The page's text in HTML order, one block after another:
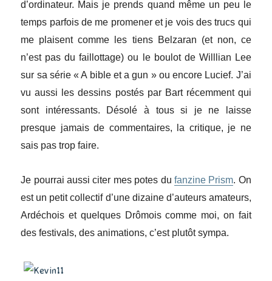
d’ordinateur. Mais je prends quand même un peu le
temps parfois de me promener et je vois des trucs qui
me plaisent comme les tiens Belzaran (et non, ce
n’est pas du faillottage) ou le boulot de Willlian Lee
sur sa série « A bible et a gun » ou encore Lucief. J’ai
vu aussi les dessins postés par Bart récemment qui
sont intéressants. Désolé à tous si je ne laisse
presque jamais de commentaires, la critique, je ne
sais pas trop faire.
Je pourrai aussi citer mes potes du fanzine Prism. On
est un petit collectif d’une dizaine d’auteurs amateurs,
Ardéchois et quelques Drômois comme moi, on fait
des festivals, des animations, c’est plutôt sympa.